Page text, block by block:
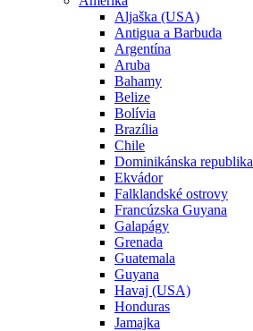
Aljaška (USA)
Antigua a Barbuda
Argentína
Aruba
Bahamy
Belize
Bolívia
Brazília
Chile
Dominikánska republika
Ekvádor
Falklandské ostrovy
Francúzska Guyana
Galapágy
Grenada
Guatemala
Guyana
Havaj (USA)
Honduras
Jamajka